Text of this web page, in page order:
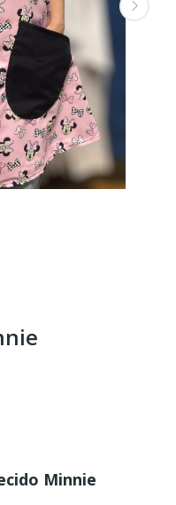
Minnie